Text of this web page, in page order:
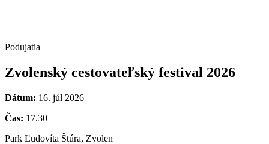
Podujatia
Zvolenský cestovateľský festival 2026
Dátum: 16. júl 2026
Čas: 17.30
Park Ľudovíta Štúra, Zvolen